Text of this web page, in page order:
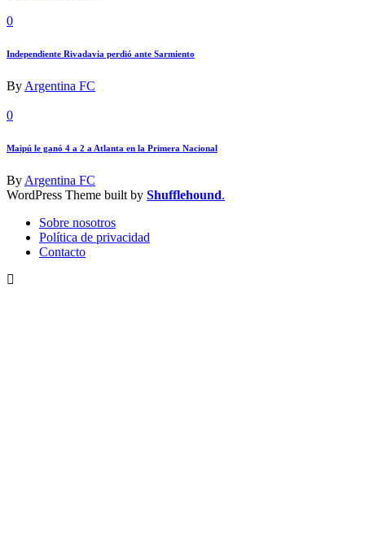
0
Independiente Rivadavia perdió ante Sarmiento
By Argentina FC
0
Maipú le ganó 4 a 2 a Atlanta en la Primera Nacional
By Argentina FC
WordPress Theme built by Shufflehound.
Sobre nosotros
Política de privacidad
Contacto